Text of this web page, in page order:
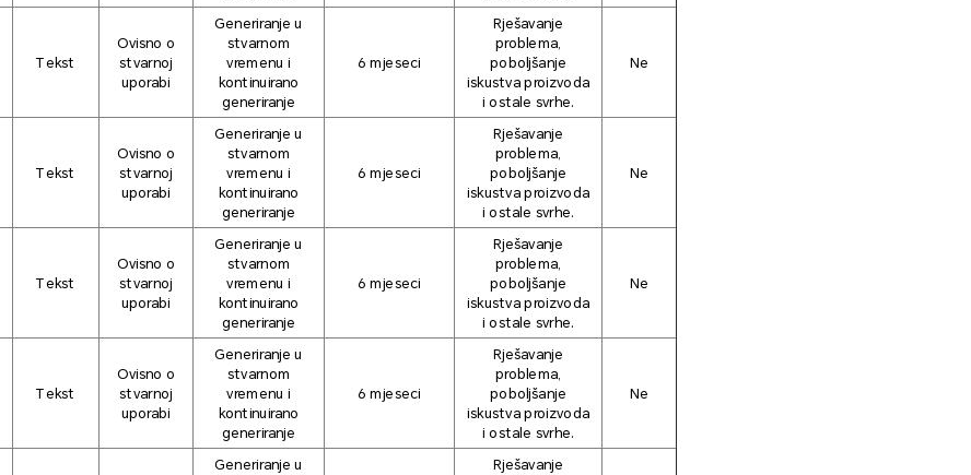
Tekst
Ovisno o
stvarnoj
uporabi
Generiranje u
stvarnom
vremenu i
kontinuirano
generiranje
6 mjeseci
Rješavanje
problema,
poboljšanje
iskustva proizvoda
i ostale svrhe.
Ne
Tekst
Ovisno o
stvarnoj
uporabi
Generiranje u
stvarnom
vremenu i
kontinuirano
generiranje
6 mjeseci
Rješavanje
problema,
poboljšanje
iskustva proizvoda
i ostale svrhe.
Ne
Tekst
Ovisno o
stvarnoj
uporabi
Generiranje u
stvarnom
vremenu i
kontinuirano
generiranje
6 mjeseci
Rješavanje
problema,
poboljšanje
iskustva proizvoda
i ostale svrhe.
Ne
Tekst
Ovisno o
stvarnoj
uporabi
Generiranje u
stvarnom
vremenu i
kontinuirano
generiranje
6 mjeseci
Rješavanje
problema,
poboljšanje
iskustva proizvoda
i ostale svrhe.
Ne
Generiranje u
Rješavanje